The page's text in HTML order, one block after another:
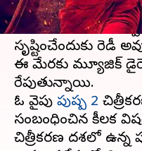
దేశవ్యాప్తంగా సంచలనం
సినిమా,మరోసారి
సృష్టించేందుకు రెడీ
ఈ మేరకు మ్యూజిక్
రేపుతున్నాయి.
ఓ వైపు పుష్ప 2
సంబంధించిన కీలక
చిత్రీకరణ దశలో ఉన్న